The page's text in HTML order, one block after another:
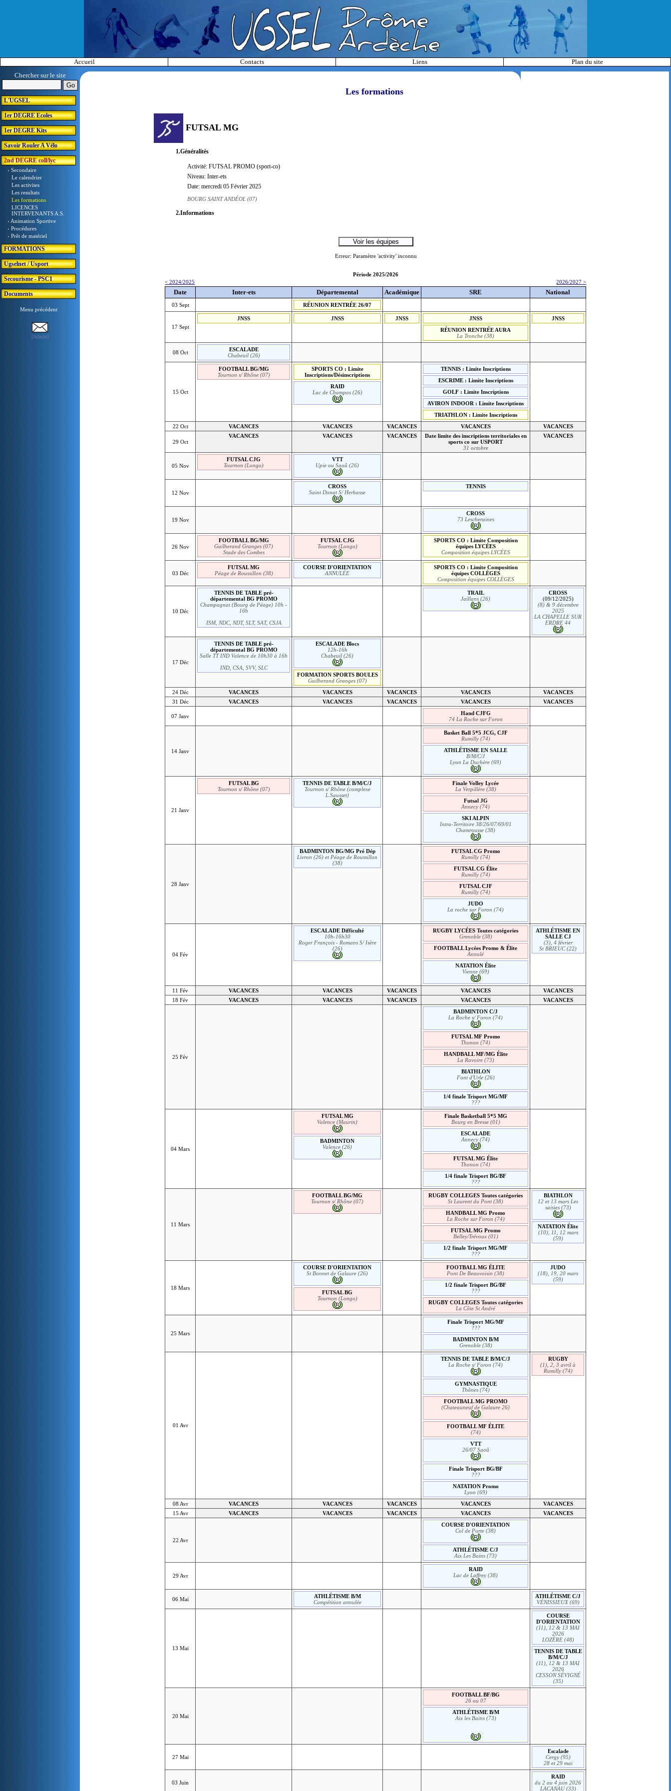
Accueil Contacts Liens
Plan du site
Chercher sur le site
L'UGSEL
1er DEGRE Ecoles
1er DEGRE Kits
Savoir Rouler A Vélo
2nd DEGRE coll/lyc
› Secondaire
Le calendrier
Les activites
Les resultats
Les formations
LICENCES
INTERVENANTS A.S.
› Animation Sportive
› Procédures
› Prêt de matériel
FORMATIONS
Ugselnet / Usport
Secourisme - PSC1
Documents
Menu précédent
[Admin]
Les formations
FUTSAL MG
1.Généralités
Activité: FUTSAL PROMO (sport-co)
Niveau: Inter-ets
Date: mercredi 05 Février 2025
BOURG SAINT ANDÉOL (07)
2.Informations
Erreur: Paramètre 'activity' inconnu
Période 2025/2026
< 2024/2025
2026/2027 >
Date Inter-ets Départemental Académique SRE National
03 Sept RÉUNION RENTRÉE 26/07
17 Sept
JNSS JNSS JNSS
JNSS
RÉUNION RENTRÉE AURA
La Tronche (38)
JNSS
08 Oct
ESCALADE
Chabeuil (26)
15 Oct
FOOTBALL BG/MG
Tournon s/ Rhône (07)
SPORTS CO : Limite
Inscriptions/Désinscriptions
RAID
Lac de Champos (26)
TENNIS : Limite Inscriptions
ESCRIME : Limite Inscriptions
GOLF : Limite Inscriptions
AVIRON INDOOR : Limite Inscriptions
TRIATHLON : Limite Inscriptions
22 Oct
VACANCES VACANCES VACANCES VACANCES VACANCES
29 Oct
VACANCES VACANCES VACANCES
Date limite des inscriptions territoriales en
sports co sur USPORT
31 octobre
VACANCES
05 Nov
FUTSAL CJG
Tournon (Longo)
VTT
Upie ou Saoû (26)
12 Nov
CROSS
Saint Donat S/ Herbasse
TENNIS
19 Nov
CROSS
73 Lescheraines
26 Nov
FOOTBALL BG/MG
Guilherand Granges (07)
Stade des Combes
FUTSAL CJG
Tournon (Longo)
SPORTS CO : Limite Composition
équipes LYCÉES
Composition équipes LYCÉES
03 Déc
FUTSAL MG
Péage de Roussillon (38)
COURSE D'ORIENTATION
ANNULÉE
SPORTS CO : Limite Composition
équipes COLLÈGES
Composition équipes COLLÈGES
10 Déc
TENNIS DE TABLE pré-
départemental BG PROMO
Champagnat (Bourg de Péage) 10h -
16h
ISM, NDC, NDT, SLT, SAT, CSJA
TRAIL
Jaillans (26)
CROSS
(09/12/2025)
(8) & 9 décembre
2025
LA CHAPELLE SUR
ERDRE 44
17 Déc
TENNIS DE TABLE pré-
départemental BG PROMO
Salle TT IND Valence de 10h30 à 16h
IND, CSA, SVV, SLC
ESCALADE Blocs
12h-16h
Chabeuil (26)
FORMATION SPORTS BOULES
Guilherand Granges (07)
24 Déc
VACANCES VACANCES VACANCES VACANCES
VACANCES
31 Déc
VACANCES VACANCES VACANCES VACANCES VACANCES
07 Janv
Hand CJFG
74 La Roche sur Foron
14 Janv
Basket Ball 5*5 JCG, CJF
Rumilly (74)
ATHLÉTISME EN SALLE
B/M/C/J
Lyon La Duchère (69)
21 Janv
FUTSAL BG
Tournon s/ Rhône (07)
TENNIS DE TABLE B/M/C/J
Tournon s/ Rhône (complexe
L.Sausset)
Finale Volley Lycée
La Verpillère (38)
Futsal JG
Annecy (74)
SKI ALPIN
Intra-Territoire 38/26/07/69/01
Chamrousse (38)
28 Janv
BADMINTON BG/MG Pré Dép
Livron (26) et Péage de Roussillon
(38)
FUTSAL CG Promo
Rumilly (74)
FUTSAL CG Élite
Rumilly (74)
FUTSAL CJF
Rumilly (74)
JUDO
La roche sur Foron (74)
04 Fév
ESCALADE Difficulté
10h-16h30
Roger François - Romans S/ Isère
(26)
RUGBY LYCÉES Toutes catégories
Grenoble (38)
FOOTBALL Lycées Promo & Élite
Annulé
NATATION Élite
Vienne (69)
ATHLÉTISME EN
SALLE CJ
(3), 4 février
St BRIEUC (22)
11 Fév VACANCES VACANCES VACANCES VACANCES
VACANCES
18 Fév
VACANCES VACANCES VACANCES VACANCES VACANCES
25 Fév
BADMINTON C/J
La Roche s/ Foron (74)
FUTSAL MF Promo
Thonon (74)
HANDBALL MF/MG Élite
La Ravoire (73)
BIATHLON
Font d'Urle (26)
1/4 finale Trisport MG/MF
???
04 Mars
FUTSAL MG
Valence (Maurin)
BADMINTON
Valence (26)
Finale Basketball 5*5 MG
Bourg en Bresse (01)
ESCALADE
Annecy (74)
FUTSAL MG Élite
Thonon (74)
1/4 finale Trisport BG/BF
???
11 Mars
FOOTBALL BG/MG
Tournon s/ Rhône (07)
RUGBY COLLEGES Toutes catégories
St Laurent du Pont (38)
HANDBALL MG Promo
La Roche sur Foron (74)
FUTSAL MG Promo
Belley/Trévoux (01)
1/2 finale Trisport MG/MF
???
BIATHLON
12 et 13 mars Les
saisies (73)
NATATION Élite
(10), 11, 12 mars
(59)
18 Mars
COURSE D'ORIENTATION
St Bonnet de Galaure (26)
FUTSAL BG
Tournon (Longo)
FOOTBALL MG ÉLITE
Pont De Beauvoisin (38)
1/2 finale Trisport BG/BF
???
RUGBY COLLEGES Toutes catégories
La Côte St André
JUDO
(18), 19, 20 mars
(59)
25 Mars
Finale Trisport MG/MF
???
BADMINTON B/M
Grenoble (38)
01 Avr
TENNIS DE TABLE B/M/C/J
La Roche s/ Foron (74)
GYMNASTIQUE
Thônes (74)
FOOTBALL MG PROMO
(Chateauneuf de Galaure 26)
FOOTBALL MF ÉLITE
(74)
VTT
26/07 Saoû
Finale Trisport BG/BF
???
NATATION Promo
Lyon (69)
RUGBY
(1), 2, 3 avril à
Rumilly (74)
08 Avr VACANCES VACANCES VACANCES VACANCES
VACANCES
15 Avr
VACANCES VACANCES VACANCES VACANCES VACANCES
22 Avr
COURSE D'ORIENTATION
Col de Porte (38)
ATHLÉTISME C/J
Aix Les Bains (73)
29 Avr
RAID
Lac de Laffrey (38)
06 Mai
ATHLÉTISME B/M
Compétition annulée
ATHLÉTISME C/J
VÉNISSIEUX (69)
13 Mai
COURSE
D'ORIENTATION
(11), 12 & 13 MAI
2026
LOZÈRE (48)
TENNIS DE TABLE
B/M/C/J
(11), 12 & 13 MAI
2026
CESSON SÉVIGNÉ
(35)
20 Mai
FOOTBALL BF/BG
26 ou 07
ATHLÉTISME B/M
Aix les Bains (73)
27 Mai
Escalade
Cergy (95)
28 et 29 mai
03 Juin
RAID
du 2 au 4 juin 2026
LACANAU (33)